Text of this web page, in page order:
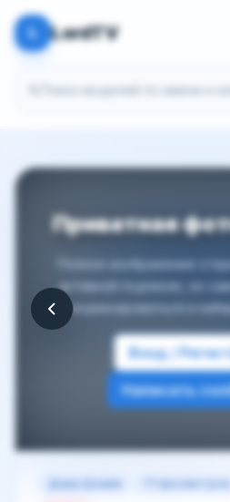
L LordTV
Приватная
Полное изображение
активной подписке, но
индексироваться и
Вход /
Написать
Даша Дошик 71 просмотров